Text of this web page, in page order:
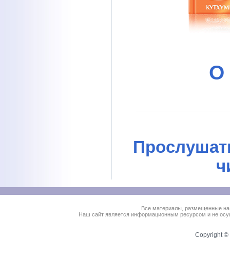
О
Все материалы, размещенные
Наш сайт является информационным ресурсом и не
Copyright ©